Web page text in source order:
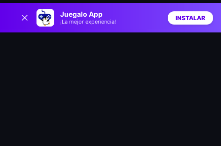
Juegalo App
¡La mejor experiencia!
INSTALAR